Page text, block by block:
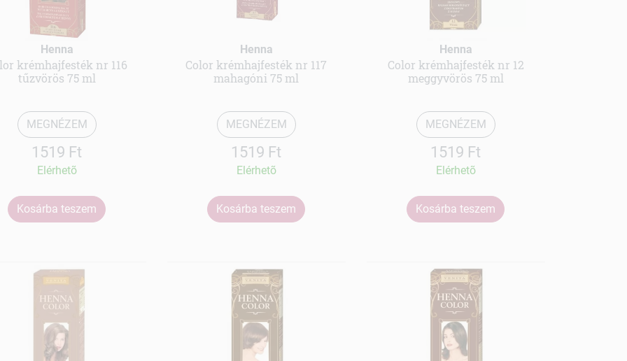
Henna
krémhajfesték nr 116
tűzvörös 75 ml
MEGNÉZEM
1519 Ft
Elérhetõ
Kosárba teszem
Henna
Color krémhajfesték nr 117
mahagóni 75 ml
MEGNÉZEM
1519 Ft
Elérhetõ
Kosárba teszem
Henna
Color krémhajfesték nr 12
meggyvörös 75 ml
MEGNÉZEM
1519 Ft
Elérhetõ
Kosárba teszem